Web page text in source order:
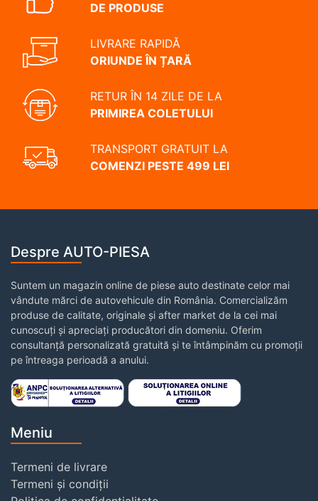
DE PRODUSE
LIVRARE RAPIDĂ
ORIUNDE ÎN ȚARĂ
RETUR ÎN 14 ZILE DE LA
PRIMIREA COLETULUI
TRANSPORT GRATUIT LA
COMENZI PESTE 499 LEI
Despre AUTO-PIESA
Suntem un magazin online de piese auto destinate celor mai
vândute mărci de autovehicule din România. Comercializăm
produse de calitate, originale și after market de la cei mai
cunoscuți și apreciați producători din domeniu. Oferim
consultanță personalizată gratuită și te întâmpinăm cu promoții
pe întreaga perioadă a anului.
Meniu
Termeni de livrare
Termeni și condiții